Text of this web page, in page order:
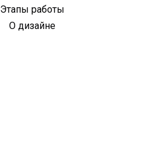
Этапы работы
О дизайне